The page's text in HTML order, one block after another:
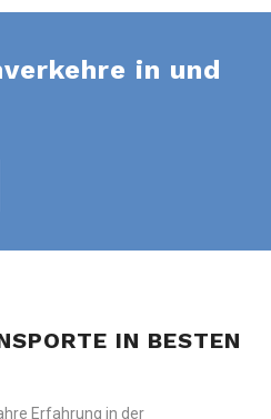
in und
IN BESTEN
Erfahrung in der